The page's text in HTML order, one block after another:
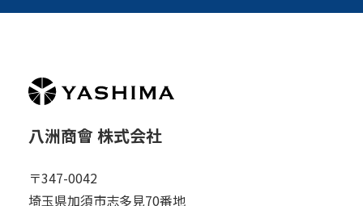
八洲商會 株式会社
〒347-0042
埼玉県加須市志多見70番地